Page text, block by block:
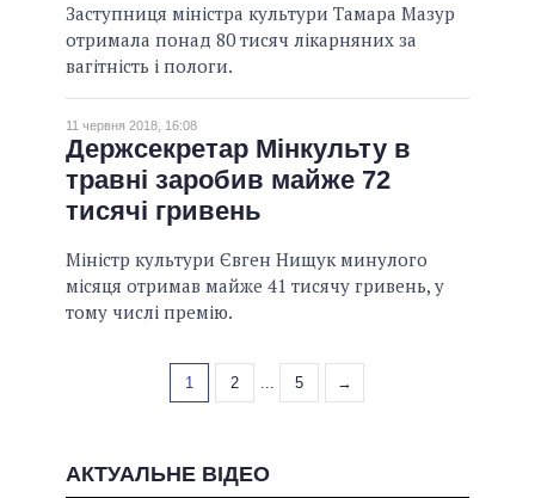
Заступниця міністра культури Тамара Мазур
отримала понад 80 тисяч лікарняних за
вагітність і пологи.
11 червня 2018, 16:08
Держсекретар Мінкульту в
травні заробив майже 72
тисячі гривень
Міністр культури Євген Нищук минулого
місяця отримав майже 41 тисячу гривень, у
тому числі премію.
1 2 ... 5 →
АКТУАЛЬНЕ ВІДЕО